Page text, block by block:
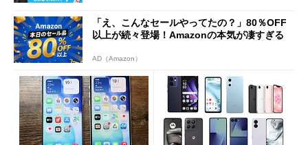
「え、こんなセールやってたの？」80％OFF
以上が続々登場！Amazonの本気が凄すぎる
AD（Amazon）